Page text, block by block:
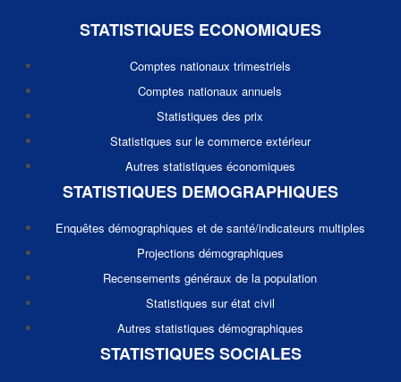
STATISTIQUES ECONOMIQUES
Comptes nationaux trimestriels
Comptes nationaux annuels
Statistiques des prix
Statistiques sur le commerce extérieur
Autres statistiques économiques
STATISTIQUES DEMOGRAPHIQUES
Enquêtes démographiques et de santé/indicateurs multiples
Projections démographiques
Recensements généraux de la population
Statistiques sur état civil
Autres statistiques démographiques
STATISTIQUES SOCIALES